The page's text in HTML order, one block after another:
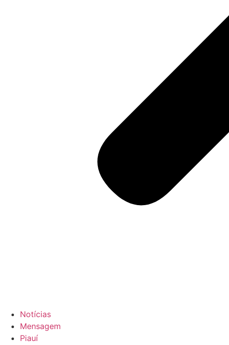
Notícias
Mensagem
Piauí